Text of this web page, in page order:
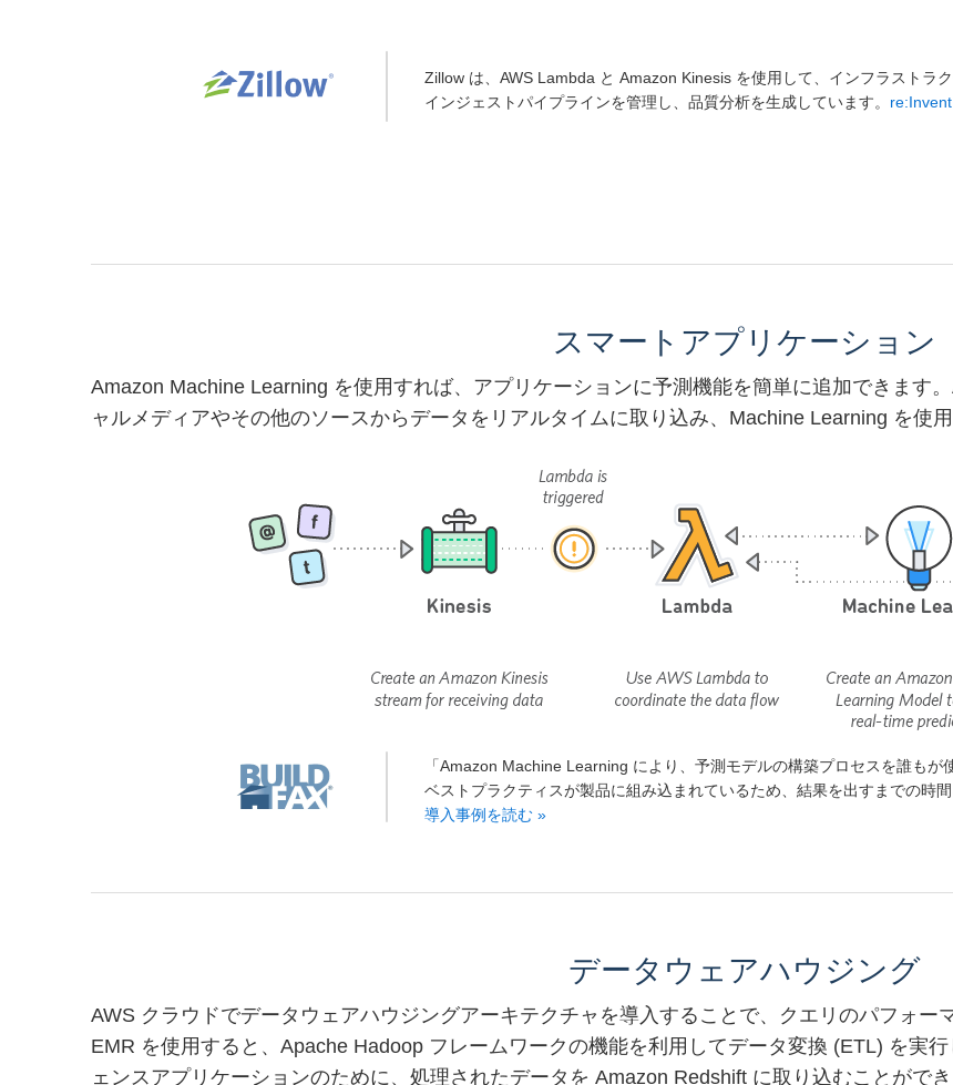
Zillow は、AWS Lambda と Amazon Kinesis を使用して、インフラストラ
インジェストパイプラインを管理し、品質分析を生成しています。
スマートアプリケーション
Amazon Machine Learning を使用すれば、アプリケーションに予測機能を簡単に追加できます
ャルメディアやその他のソースからデータをリアルタイムに取り込み、Machine Learning を使
「Amazon Machine Learning により、予測モデルの構築プロセスを誰も
ベストプラクティスが製品に組み込まれているため、結果を出すまでの時
導入事例を読む »
データウェアハウジング
AWS クラウドでデータウェアハウジングアーキテクチャを導入することで、クエリのパフォー
EMR を使用すると、Apache Hadoop フレームワークの機能を利用してデータ変換 (ETL) を実
ェンスアプリケーションのために、処理されたデータを Amazon Redshift に取り込むことができ